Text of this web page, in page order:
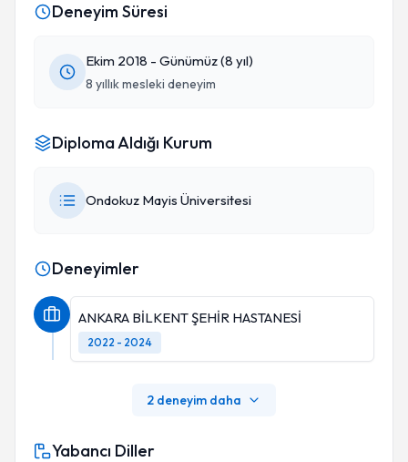
Deneyim Süresi
Ekim 2018 - Günümüz (8 yıl)
8 yıllık mesleki deneyim
Diploma Aldığı Kurum
Ondokuz Mayis Üniversitesi
Deneyimler
ANKARA BİLKENT ŞEHİR HASTANESİ
2022 - 2024
2 deneyim daha
Yabancı Diller